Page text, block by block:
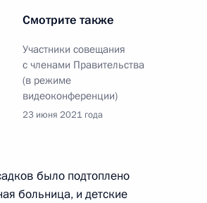
Смотрите также
Участники совещания
с членами Правительства
(в режиме
видеоконференции)
23 июня 2021 года
было подтоплено
больница, и детские